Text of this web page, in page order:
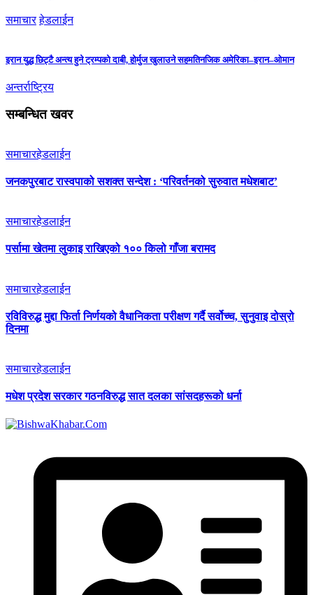
समाचार हेडलाईन
इरान युद्ध छिट्टै अन्त्य हुने ट्रम्पको दाबी, होर्मुज खुलाउने सहमतिनजिक अमेरिका–इरान–ओमान
अन्तर्राष्ट्रिय
सम्बन्धित खवर
समाचारहेडलाईन
जनकपुरबाट रास्वपाको सशक्त सन्देश : ‘परिवर्तनको सुरुवात मधेशबाट’
समाचारहेडलाईन
पर्सामा खेतमा लुकाइ राखिएको १०० किलो गाँजा बरामद
समाचारहेडलाईन
रविविरुद्ध मुद्दा फिर्ता निर्णयको वैधानिकता परीक्षण गर्दै सर्वोच्च, सुनुवाइ दोस्रो
दिनमा
समाचारहेडलाईन
मधेश प्रदेश सरकार गठनविरुद्ध सात दलका सांसदहरूको धर्ना